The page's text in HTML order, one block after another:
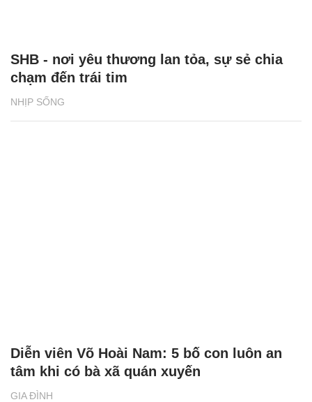
NHỊP SỐNG
SHB - nơi yêu thương lan tỏa, sự sẻ chia
chạm đến trái tim
GIA ĐÌNH
Diễn viên Võ Hoài Nam: 5 bố con luôn an
tâm khi có bà xã quán xuyến